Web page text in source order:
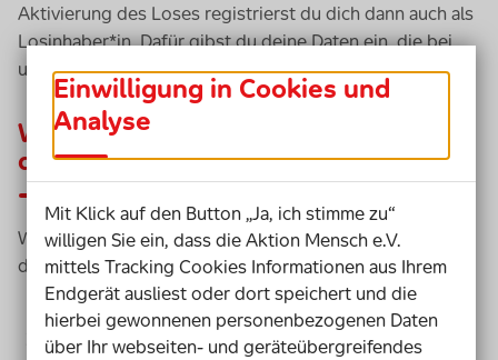
Aktivierung des Loses registrierst du dich dann auch als
Losinhaber*in. Dafür gibst du deine Daten ein, die bei
uns natürlich sicher sind.
Wie aktiviere ich den Gutschein,
damit das Los mitspielt?
Wie du deinen Gutscheinonlineaktivierst, erklären wir
dir in wenigen Schritten:
Halte deinen Losgutschein bereit.
Gib in die unten stehende Aktivierungsbox deine
Einwilligung in Cookies und
Analyse
Mit Klick auf den Button „Ja, ich stimme zu“
willigen Sie ein, dass die Aktion Mensch e.V.
mittels Tracking Cookies Informationen aus Ihrem
Endgerät ausliest oder dort speichert und die
hierbei gewonnenen personenbezogenen Daten
über Ihr webseiten- und geräteübergreifendes